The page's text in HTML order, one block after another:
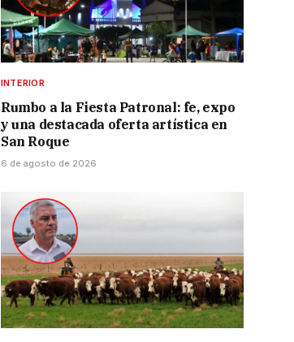
INTERIOR
Rumbo a la Fiesta Patronal: fe, expo
y una destacada oferta artística en
San Roque
6 de agosto de 2026